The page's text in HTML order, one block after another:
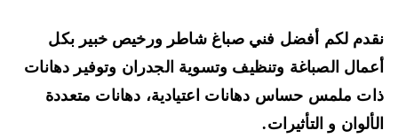
لكم أفضل فني صباغ شاطر ورخيص خبير بكل
الصباغةوتنظيف وتسوية الجدران وتوفير دهانات
ملمس حساس دهانات اعتيادية، دهانات متعددة
و التأثيرات.